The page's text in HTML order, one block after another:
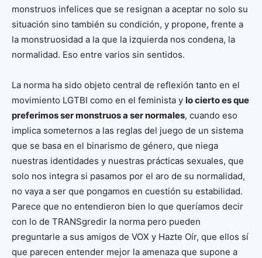
monstruos infelices que se resignan a aceptar no solo su
situación sino también su condición, y propone, frente a
la monstruosidad a la que la izquierda nos condena, la
normalidad. Eso entre varios sin sentidos.
La norma ha sido objeto central de reflexión tanto en el
movimiento LGTBI como en el feminista y lo cierto es que
preferimos ser monstruos a ser normales, cuando eso
implica someternos a las reglas del juego de un sistema
que se basa en el binarismo de género, que niega
nuestras identidades y nuestras prácticas sexuales, que
solo nos integra si pasamos por el aro de su normalidad,
no vaya a ser que pongamos en cuestión su estabilidad.
Parece que no entendieron bien lo que queríamos decir
con lo de TRANSgredir la norma pero pueden
preguntarle a sus amigos de VOX y Hazte Oír, que ellos sí
que parecen entender mejor la amenaza que supone a